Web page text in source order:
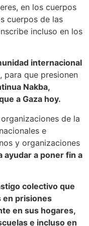
en los cuerpos
cuerpos de las
incluso en los
internacional
para que presionen
Nakba,
a Gaza hoy.
de la
e
y organizaciones
ayudar a poner fin a
colectivo que
en prisiones
en sus hogares,
e incluso en